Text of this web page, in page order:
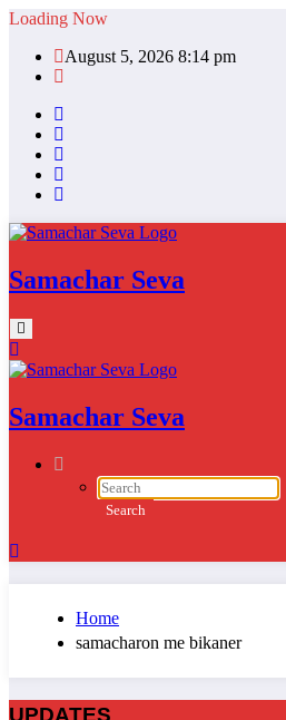
Skip
content
Loading Now
August 5, 2026 8:14 pm
Samachar Seva
Samachar Seva
Home
samacharon me bikaner
UPDATES